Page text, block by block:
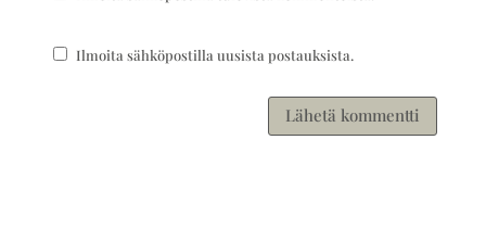
Ilmoita sähköpostilla uusista postauksista.
Lähetä kommentti